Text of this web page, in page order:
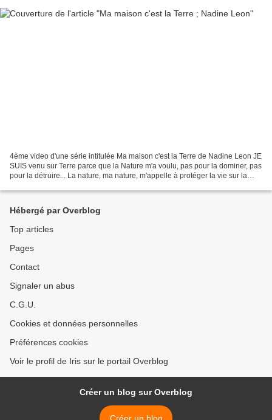
4ème video d'une série intitulée Ma maison c'est la Terre de Nadine Leon JE
SUIS venu sur Terre parce que la Nature m'a voulu, pas pour la dominer, pas
pour la détruire... La nature, ma nature, m'appelle à protéger la vie sur la
Hébergé par Overblog
Top articles
Pages
Contact
Signaler un abus
C.G.U.
Cookies et données personnelles
Préférences cookies
Voir le profil de Iris sur le portail Overblog
Créer un blog sur Overblog